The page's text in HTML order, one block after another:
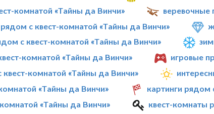
комнатой «Тайны да Винчи»
веревочные
с квест-комнатой «Тайны да Винчи»
с квест-комнатой «Тайны да Винчи»
комнатой «Тайны да Винчи»
игровые
комнатой «Тайны да Винчи»
«Тайны да Винчи»
картинги рядом
«Тайны да Винчи»
квест-комнаты